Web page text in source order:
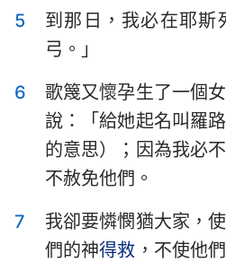
彌迦書
哈巴谷書
哈該書
瑪拉基書
5
到那日，我必在耶斯
弓。」
6
歌篾又懷孕生了一個
說：「給她起名叫羅
的意思）；因為我必
不赦免他們。
7
我卻要憐憫猶大家，
們的神得救 ，不使他